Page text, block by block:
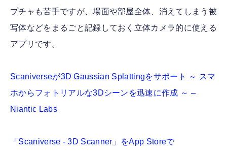
プチャも苦手ですが、場面や部屋全体、消えてしまう被
写体などをまるごと記録しておく立体カメラ的に使える
アプリです。
Scaniverseが3D Gaussian Splattingをサポート ～ スマ
ホからフォトリアルな3Dシーンを迅速に作成 ～ –
Niantic Labs
「Scaniverse - 3D Scanner」をApp Storeで